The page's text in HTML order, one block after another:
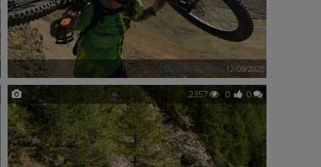
Davide Buffoni 12/09/2020
2357 0 0